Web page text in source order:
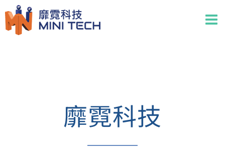
to
content
靡霓科技